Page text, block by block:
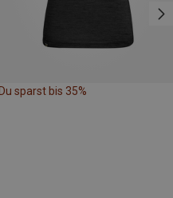
Du sparst bis 35%